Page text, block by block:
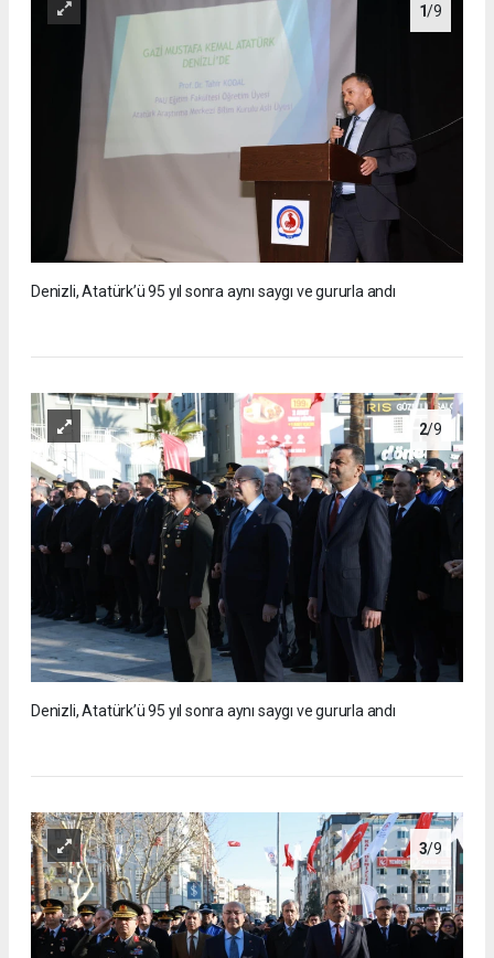
1/9
Denizli, Atatürk’ü 95 yıl sonra aynı saygı ve gururla andı
2/9
Denizli, Atatürk’ü 95 yıl sonra aynı saygı ve gururla andı
3/9